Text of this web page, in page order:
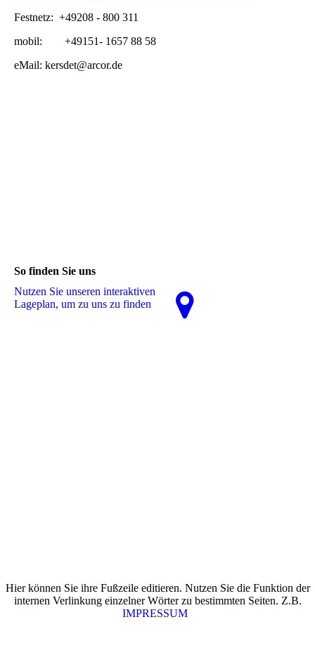
Festnetz: +49208 - 800 311
mobil: +49151- 1657 88 58
eMail: kersdet@arcor.de
So finden Sie uns
Nutzen Sie unseren interaktiven
La­ge­plan, um zu uns zu finden
Hier können Sie ihre Fußzeile editieren. Nutzen Sie die Funktion der
internen Verlinkung einzelner Wörter zu bestimmten Seiten. Z.B.
IMPRESSUM